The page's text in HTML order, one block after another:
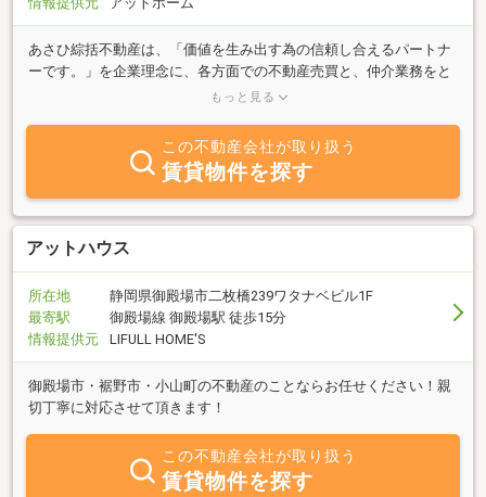
あさひ綜括不動産は、「価値を生み出す為の信頼し合えるパートナ
ーです。」を企業理念に、各方面での不動産売買と、仲介業務をと
りおこなっております。ホームページではホームページでしか公開
もっと見る
この不動産会社が取り扱う
賃貸物件を探す
アットハウス
所在地
静岡県御殿場市二枚橋239ワタナベビル1F
最寄駅
御殿場線 御殿場駅 徒歩15分
情報提供元
LIFULL HOME'S
御殿場市・裾野市・小山町の不動産のことならお任せください！親
切丁寧に対応させて頂きます！
この不動産会社が取り扱う
賃貸物件を探す